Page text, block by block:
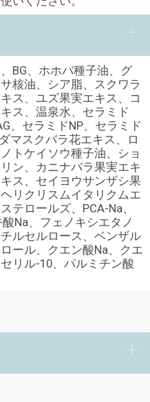
BG、ホホバ種子油、グ
核油、シア脂、スクワラ
ス、ユズ果実エキス、コ
ス、温泉水、セラミド
、セラミドNP、セラミド
マスクバラ花エキス、ロ
トケイソウ種子油、ショ
ン、カニナバラ果実エキ
ス、セイヨウサンザシ果
リクリスムイタリクムエ
テロールズ、PCA-Na、
Na、フェノキシエタノ
ルセルロース、ベンザル
ール、クエン酸Na、クエ
リル-10、パルミチン酸